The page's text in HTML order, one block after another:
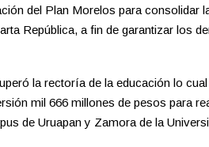
del Plan Morelos para consolidar
República, a fin de garantizar los
la rectoría de la educación lo
mil 666 millones de pesos para
de Uruapan y Zamora de la